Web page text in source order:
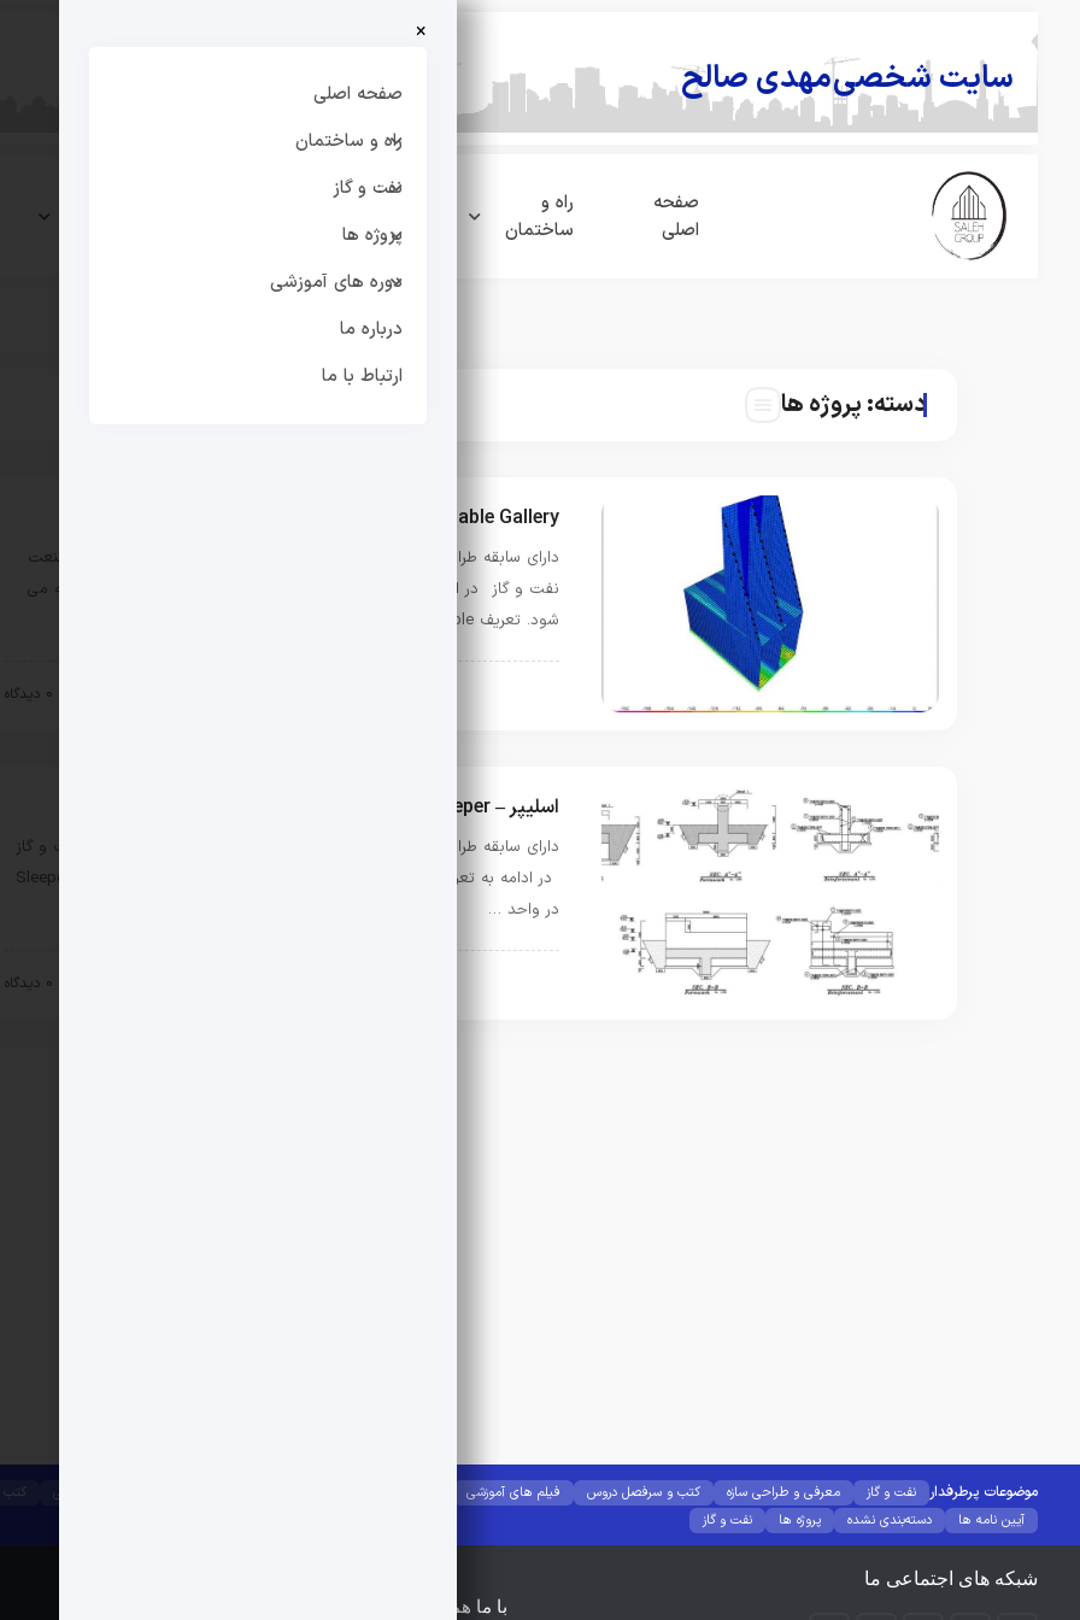
سایت شخصیمهدی صالح
صفحه
اصلی
راه و
ساختمان
گاز
×
صفحه اصلی
راه و ساختمان
نفت و گاز
پروژه ها
دوره های آموزشی
درباره ما
ارتباط با ما
دسته: پروژه ها
Culvert and Cable Gallery
دارای سابقه طراحی انواع کالورت و cable gallery برای پروژه های مختلف صنعت
نفت و گاز در ادامه به تعریف مختصری از Cable Gallery و Culvert پرداخته می
شود. تعریف Cable …
0 دیدگاه
اسلیپر – Sleeper
دارای سابقه طراحی انواع Pipe Sleeper برای پروژه های مختلف صنعت نفت و گاز
در ادامه به تعریف مختصری از Pipe Sleeper پرداخته می شود. اسلیپر – Sleeper
در واحد …
0 دیدگاه
موضوعات پرطرفدار نفت و گاز معرفی و طراحی سازه کتب و سرفصل دروس فیلم های آموزشی مصالح ساختمانی
آیین نامه ها
دسته‌بندی نشده پروژه ها نفت و گاز
شبکه های اجتماعی ما
با ما همراه باشید